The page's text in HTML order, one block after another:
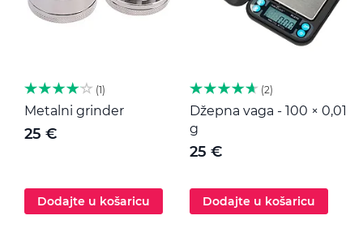
1
Metalni grinder
25 €
Dodajte u košaricu
2
Džepna vaga - 100 × 0,01
g
25 €
Dodajte u košaricu